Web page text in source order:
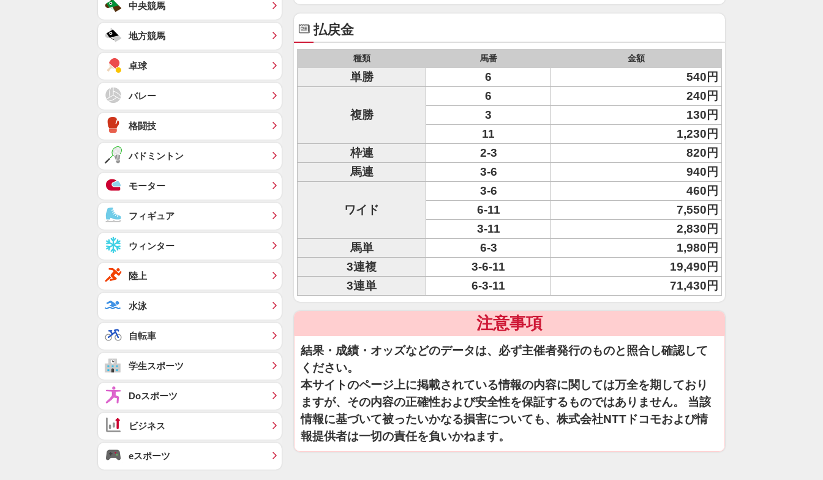
払戻金
種類 馬番 金額
単勝 6 540円
複勝
6
240円
3
130円
11
1,230円
枠連
2-3
820円
馬連
3-6 940円
ワイド
3-6
460円
6-11
7,550円
3-11
2,830円
馬単
6-3
1,980円
3連複
3-6-11
19,490円
3連単
6-3-11 71,430円
注意事項
結果・成績・オッズなどのデータは、必ず主催者発行のものと照合し確認して
ください。
本サイトのページ上に掲載されている情報の内容に関しては万全を期しており
ますが、その内容の正確性および安全性を保証するものではありません。 当該
情報に基づいて被ったいかなる損害についても、株式会社NTTドコモおよび情
報提供者は一切の責任を負いかねます。
中央競馬
地方競馬
卓球
バレー
格闘技
バドミントン
モーター
フィギュア
ウィンター
陸上
水泳
自転車
学生スポーツ
Doスポーツ
ビジネス
eスポーツ